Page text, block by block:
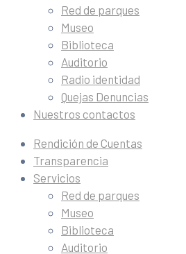
Red de parques
Museo
Biblioteca
Auditorio
Radio identidad
Quejas Denuncias
Nuestros contactos
Rendición de Cuentas
Transparencia
Servicios
Red de parques
Museo
Biblioteca
Auditorio